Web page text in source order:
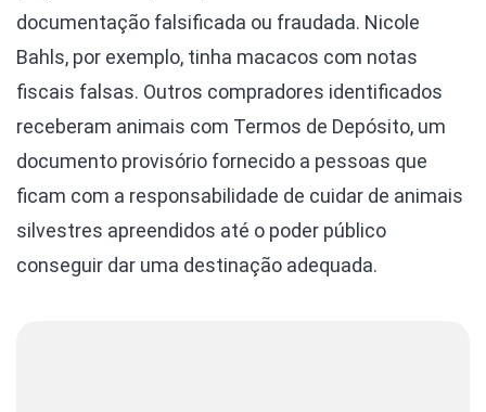
documentação falsificada ou fraudada. Nicole
Bahls, por exemplo, tinha macacos com notas
fiscais falsas. Outros compradores identificados
receberam animais com Termos de Depósito, um
documento provisório fornecido a pessoas que
ficam com a responsabilidade de cuidar de animais
silvestres apreendidos até o poder público
conseguir dar uma destinação adequada.